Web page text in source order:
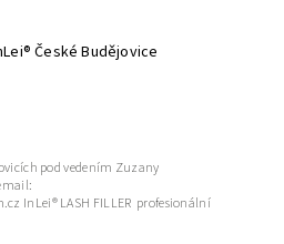
České Budějovice
pod vedením Zuzany
LASH FILLER profesionální